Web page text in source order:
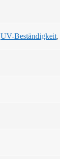
UV-Beständigkeit,